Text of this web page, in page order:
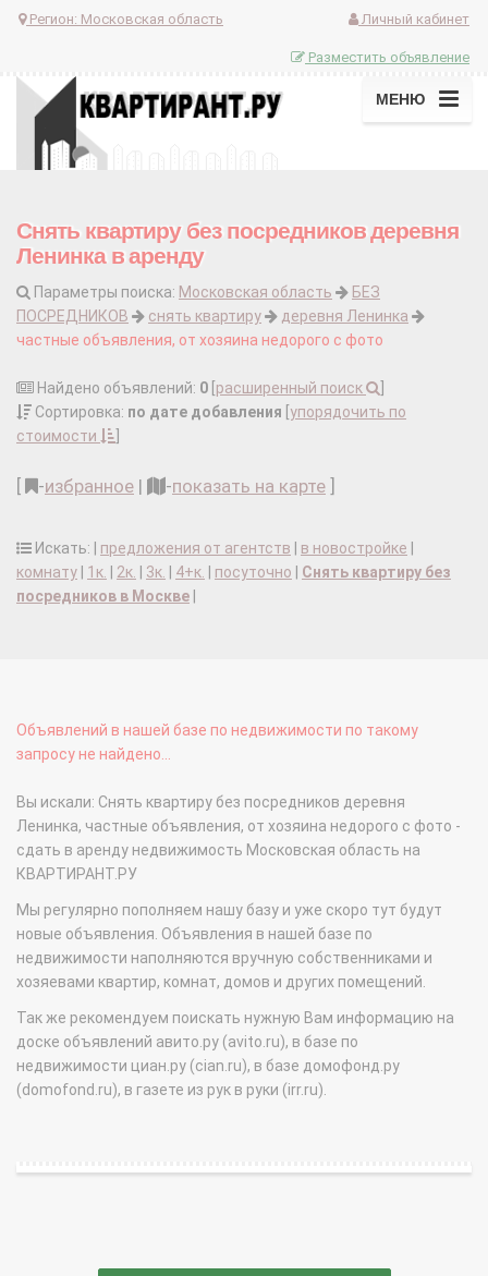
Регион: Московская область Личный кабинет
Разместить объявление
МЕНЮ
Снять квартиру без посредников деревня
Ленинка в аренду
Параметры поиска: Московская область
БЕЗ
ПОСРЕДНИКОВ
снять квартиру
деревня Ленинка
частные объявления, от хозяина недорого с фото
Найдено объявлений: 0 расширенный поиск
Сортировка: по дате добавления упорядочить по
стоимости
-избранное | -показать на карте
Искать: | предложения от агентств в новостройке
комнату
1к. 2к. 3к. 4+к. посуточно
Снять квартиру без
посредников в Москве
Объявлений в нашей базе по недвижимости по такому
запросу не найдено...
Вы искали: Снять квартиру без посредников деревня
Ленинка, частные объявления, от хозяина недорого с фото -
сдать в аренду недвижимость Московская область на
КВАРТИРАНТ.РУ
Мы регулярно пополняем нашу базу и уже скоро тут будут
новые объявления. Объявления в нашей базе по
недвижимости наполняются вручную собственниками и
хозяевами квартир, комнат, домов и других помещений.
Так же рекомендуем поискать нужную Вам информацию на
доске объявлений авито.ру (avito.ru), в базе по
недвижимости циан.ру (cian.ru), в базе домофонд.ру
(domofond.ru), в газете из рук в руки (irr.ru).